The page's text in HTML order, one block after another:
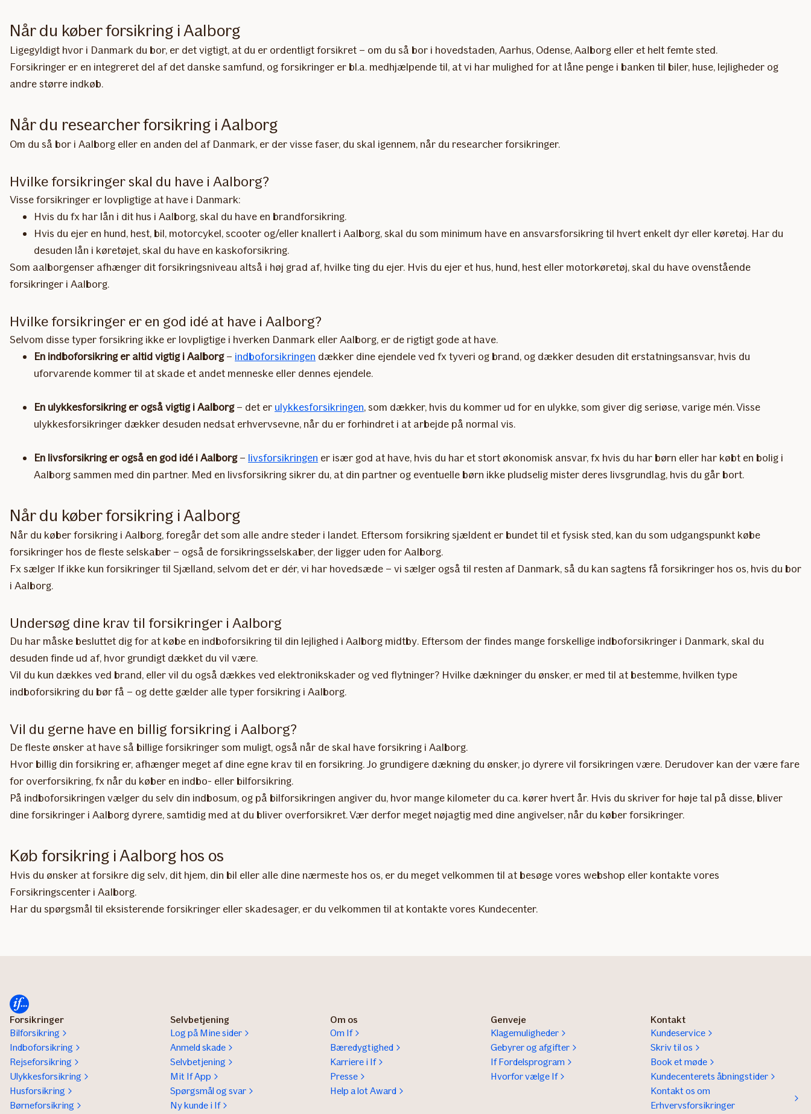
Når du køber forsikring i Aalborg
Ligegyldigt hvor i Danmark du bor, er det vigtigt, at du er ordentligt forsikret – om du så bor i hovedstaden, Aarhus, Odense, Aalborg eller et helt femte sted.
Forsikringer er en integreret del af det danske samfund, og forsikringer er bl.a. medhjælpende til, at vi har mulighed for at låne penge i banken til biler, huse, lejligheder og
andre større indkøb.
Når du researcher forsikring i Aalborg
Om du så bor i Aalborg eller en anden del af Danmark, er der visse faser, du skal igennem, når du researcher forsikringer.
Hvilke forsikringer skal du have i Aalborg?
Visse forsikringer er lovpligtige at have i Danmark:
Hvis du fx har lån i dit hus i Aalborg, skal du have en brandforsikring.
Hvis du ejer en hund, hest, bil, motorcykel, scooter og/eller knallert i Aalborg, skal du som minimum have en ansvarsforsikring til hvert enkelt dyr eller køretøj. Har du
desuden lån i køretøjet, skal du have en kaskoforsikring.
Som aalborgenser afhænger dit forsikringsniveau altså i høj grad af, hvilke ting du ejer. Hvis du ejer et hus, hund, hest eller motorkøretøj, skal du have ovenstående
forsikringer i Aalborg.
Hvilke forsikringer er en god idé at have i Aalborg?
Selvom disse typer forsikring ikke er lovpligtige i hverken Danmark eller Aalborg, er de rigtigt gode at have.
En indboforsikring er altid vigtig i Aalborg– indboforsikringen dækker dine ejendele ved fx tyveri og brand, og dækker desuden dit erstatningsansvar, hvis du
uforvarende kommer til at skade et andet menneske eller dennes ejendele.
En ulykkesforsikring er også vigtig i Aalborg– det er ulykkesforsikringen, som dækker, hvis du kommer ud for en ulykke, som giver dig seriøse, varige mén. Visse
ulykkesforsikringer dækker desuden nedsat erhvervsevne, når du er forhindret i at arbejde på normal vis.
En livsforsikring er også en god idé i Aalborg– livsforsikringen er især god at have, hvis du har et stort økonomisk ansvar, fx hvis du har børn eller har købt en bolig i
Aalborg sammen med din partner. Med en livsforsikring sikrer du, at din partner og eventuelle børn ikke pludselig mister deres livsgrundlag, hvis du går bort.
Når du køber forsikring i Aalborg
Når du køber forsikring i Aalborg, foregår det som alle andre steder i landet. Eftersom forsikring sjældent er bundet til et fysisk sted, kan du som udgangspunkt købe
forsikringer hos de fleste selskaber – også de forsikringsselskaber, der ligger uden for Aalborg.
Fx sælger If ikke kun forsikringer til Sjælland, selvom det er dér, vi har hovedsæde – vi sælger også til resten af Danmark, så du kan sagtens få forsikringer hos os, hvis du bor
i Aalborg.
Undersøg dine krav til forsikringer i Aalborg
Du har måske besluttet dig for at købe en indboforsikring til din lejlighed i Aalborg midtby. Eftersom der findes mange forskellige indboforsikringer i Danmark, skal du
desuden finde ud af, hvor grundigt dækket du vil være.
Vil du kun dækkes ved brand, eller vil du også dækkes ved elektronikskader og ved flytninger? Hvilke dækninger du ønsker, er med til at bestemme, hvilken type
indboforsikring du bør få – og dette gælder alle typer forsikring i Aalborg.
Vil du gerne have en billig forsikring i Aalborg?
De fleste ønsker at have så billige forsikringer som muligt, også når de skal have forsikring i Aalborg.
Hvor billig din forsikring er, afhænger meget af dine egne krav til en forsikring. Jo grundigere dækning du ønsker, jo dyrere vil forsikringen være. Derudover kan der være fare
for overforsikring, fx når du køber en indbo- eller bilforsikring.
På indboforsikringen vælger du selv din indbosum, og på bilforsikringen angiver du, hvor mange kilometer du ca. kører hvert år. Hvis du skriver for høje tal på disse, bliver
dine forsikringer i Aalborg dyrere, samtidig med at du bliver overforsikret. Vær derfor meget nøjagtig med dine angivelser, når du køber forsikringer.
Køb forsikring i Aalborg hos os
Hvis du ønsker at forsikre dig selv, dit hjem, din bil eller alle dine nærmeste hos os, er du meget velkommen til at besøge vores webshop eller kontakte vores
Forsikringscenter i Aalborg.
Har du spørgsmål til eksisterende forsikringer eller skadesager, er du velkommen til at kontakte vores Kundecenter.
Forsikringer
Bilforsikring
Indboforsikring
Rejseforsikring
Ulykkesforsikring
Husforsikring
Børneforsikring
Selvbetjening
Log på Mine sider
Anmeld skade
Selvbetjening
Mit If App
Spørgsmål og svar
Ny kunde i If
Om os
Om If
Bæredygtighed
Karriere i If
Presse
Help a lot Award
Genveje
Klagemuligheder
Gebyrer og afgifter
If Fordelsprogram
Hvorfor vælge If
Kontakt
Kundeservice
Skriv til os
Book et møde
Kundecenterets åbningstider
Kontakt os om
Erhvervsforsikringer